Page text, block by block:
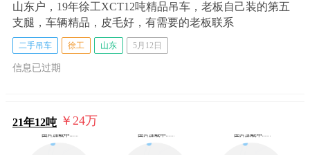
山东户，19年徐工XCT12吨精品吊车，老板自己装的第五
支腿，车辆精品，皮毛好，有需要的老板联系
二手吊车 徐工 山东 5月12日
信息已过期
21年12吨 ￥24万